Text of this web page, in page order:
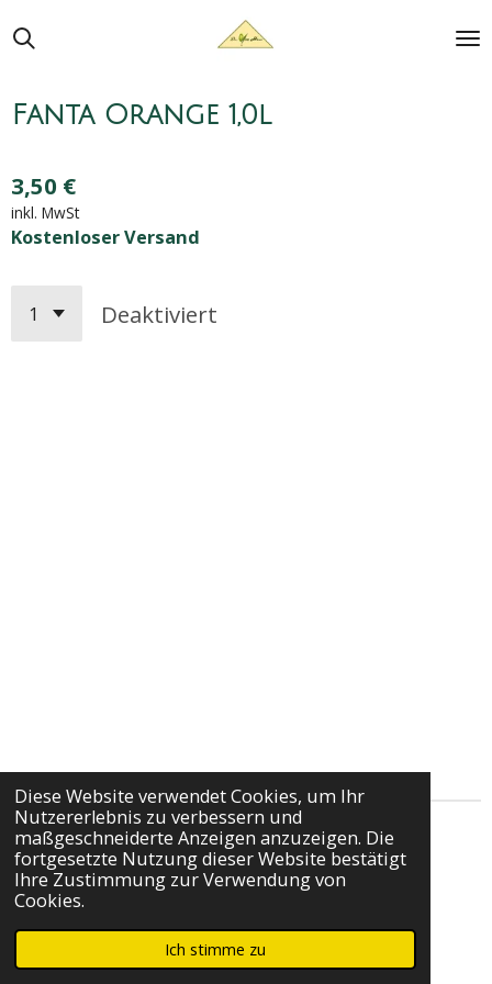
Diese Website verwendet Cookies, um Ihr
Nutzererlebnis zu verbessern und
maßgeschneiderte Anzeigen anzuzeigen. Die
fortgesetzte Nutzung dieser Website bestätigt
Ihre Zustimmung zur Verwendung von
Cookies.
Ich stimme zu
Zum
Hauptinhalt
Fanta Orange 1,0l
3,50 €
inkl. MwSt
Kostenloser Versand
Deaktiviert
Impressum
Kontakt
© 2022 - 2026 Taverne Das Olivenhaus